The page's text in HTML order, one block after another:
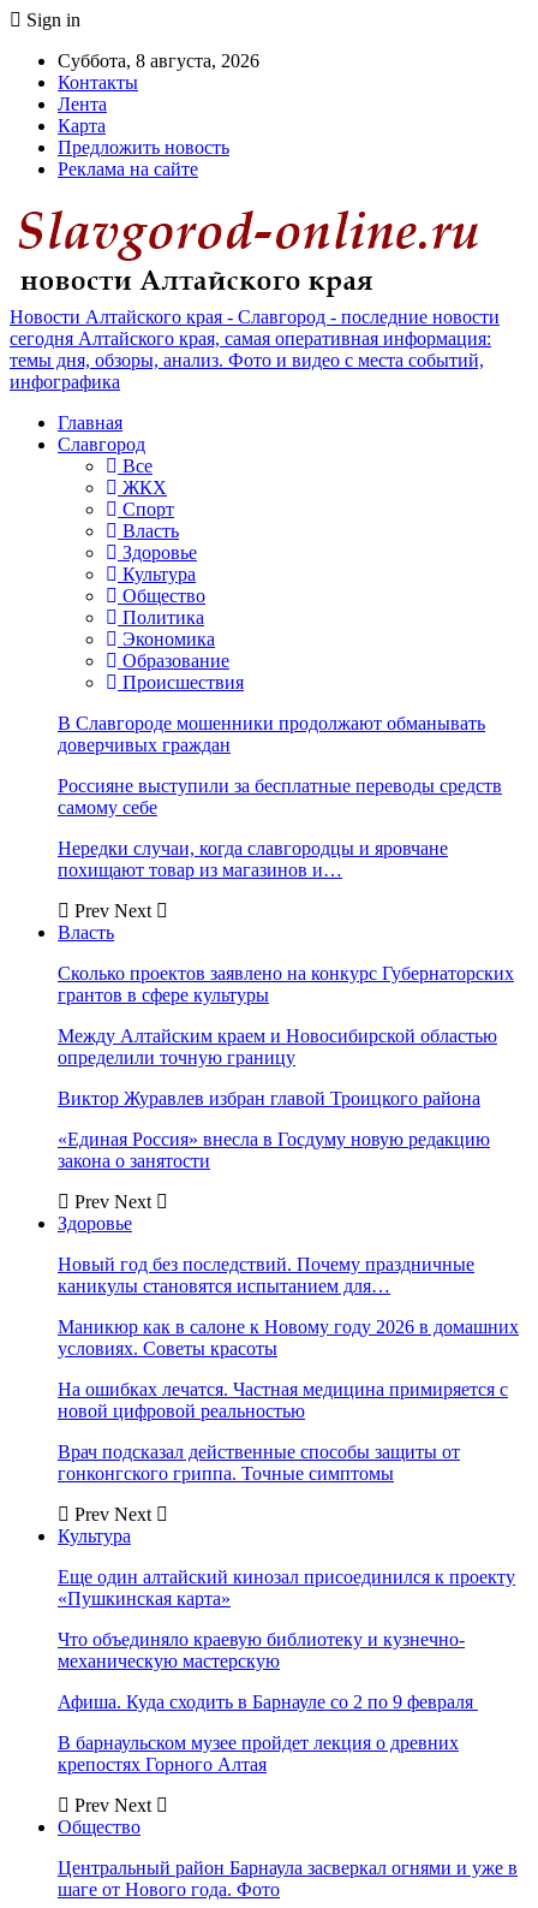
Sign in
Суббота, 8 августа, 2026
Контакты
Лента
Карта
Предложить новость
Реклама на сайте
Новости Алтайского края - Славгород - последние новости
сегодня Алтайского края, самая оперативная информация:
темы дня, обзоры, анализ. Фото и видео с места событий,
инфографика
Главная
Славгород
Все
ЖКХ
Спорт
Власть
Здоровье
Культура
Общество
Политика
Экономика
Образование
Происшествия
В Славгороде мошенники продолжают обманывать
доверчивых граждан
Россияне выступили за бесплатные переводы средств
самому себе
Нередки случаи, когда славгородцы и яровчане
похищают товар из магазинов и…
Prev Next
Власть
Сколько проектов заявлено на конкурс Губернаторских
грантов в сфере культуры
Между Алтайским краем и Новосибирской областью
определили точную границу
Виктор Журавлев избран главой Троицкого района
«Единая Россия» внесла в Госдуму новую редакцию
закона о занятости
Prev Next
Здоровье
Новый год без последствий. Почему праздничные
каникулы становятся испытанием для…
Маникюр как в салоне к Новому году 2026 в домашних
условиях. Советы красоты
На ошибках лечатся. Частная медицина примиряется с
новой цифровой реальностью
Врач подсказал действенные способы защиты от
гонконгского гриппа. Точные симптомы
Prev Next
Культура
Еще один алтайский кинозал присоединился к проекту
«Пушкинская карта»
Что объединяло краевую библиотеку и кузнечно-
механическую мастерскую
Афиша. Куда сходить в Барнауле со 2 по 9 февраля
В барнаульском музее пройдет лекция о древних
крепостях Горного Алтая
Prev Next
Общество
Центральный район Барнаула засверкал огнями и уже в
шаге от Нового года. Фото